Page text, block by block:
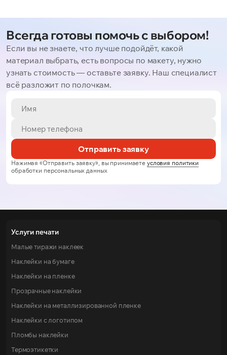
Всегда готовы помочь с выбором!
Если вы не знаете, что лучше подойдёт, какой
материал выбрать, есть вопросы по макету, нужно
узнать стоимость — оставьте заявку. Наш специалист
всё разложит по полочкам.
Отправить заявку
Нажимая «Отправить заявку», вы принимаете условия политики
обработки персональных данных
Услуги печати
Малые тиражи наклеек
Наклейки на бумаге
Наклейки на пленке
Прозрачные наклейки
Наклейки на металлизированной пленке
Наклейки с логотипом
Пломбы наклейки
Термоэтикетки